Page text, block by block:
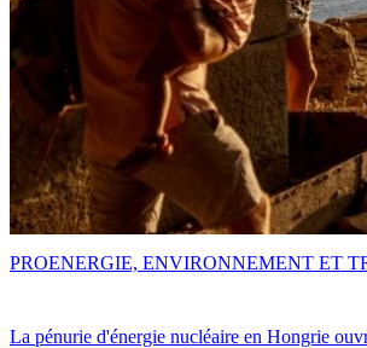
La pénurie d'énergie nucléaire en Hongrie
PROENERGIE, ENVIRONNEMENT ET